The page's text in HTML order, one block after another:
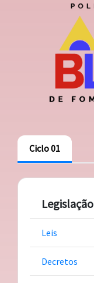
Ciclo 01
Legislação
Leis
Decretos